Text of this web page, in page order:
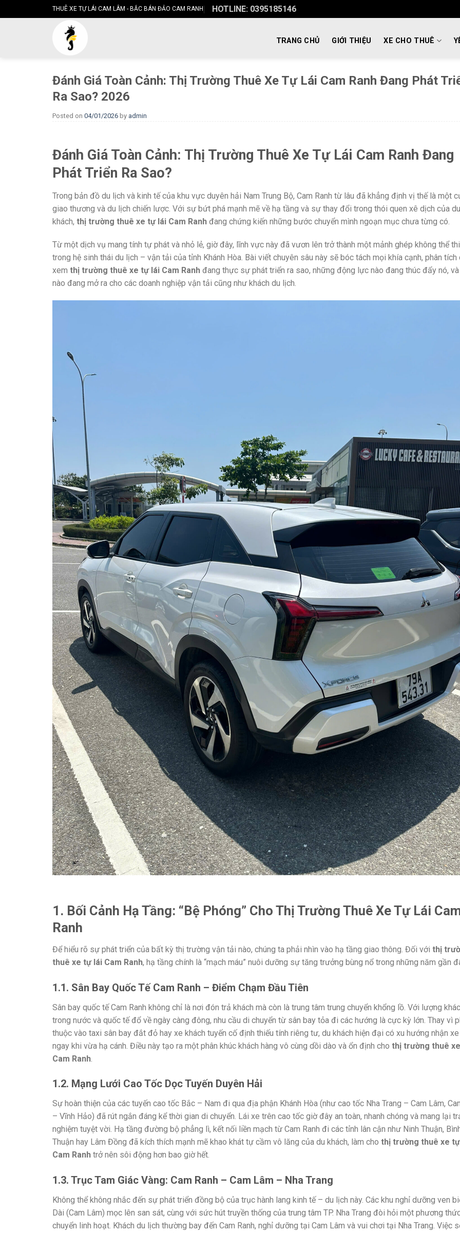
to
THUÊ XE TỰ LÁI CAM LÂM - BẮC BÁN ĐẢO CAM RANH HOTLINE: 0395185146
TRANG CHỦ GIỚI THIỆU XE CHO THUÊ
Đánh Giá Toàn Cảnh: Thị Trường Thuê Xe Tự Lái Cam Ranh Đang Phát
Ra Sao? 2026
Posted on 04/01/2026 by admin
Đánh Giá Toàn Cảnh: Thị Trường Thuê Xe Tự Lái Cam Ranh Đang
Phát Triển Ra Sao?
Trong bản đồ du lịch và kinh tế của khu vực duyên hải Nam Trung Bộ, Cam Ranh từ lâu đã khẳng định vị thế là một
giao thương và du lịch chiến lược. Với sự bứt phá mạnh mẽ về hạ tầng và sự thay đổi trong thói quen xê dịch của du
khách, thị trường thuê xe tự lái Cam Ranh đang chứng kiến những bước chuyển mình ngoạn mục chưa từng có.
Từ một dịch vụ mang tính tự phát và nhỏ lẻ, giờ đây, lĩnh vực này đã vươn lên trở thành một mảnh ghép không thể
trong hệ sinh thái du lịch – vận tải của tỉnh Khánh Hòa. Bài viết chuyên sâu này sẽ bóc tách mọi khía cạnh, phân tích
xem thị trường thuê xe tự lái Cam Ranh đang thực sự phát triển ra sao, những động lực nào đang thúc đẩy nó,
nào đang mở ra cho các doanh nghiệp vận tải cũng như khách du lịch.
1. Bối Cảnh Hạ Tầng: “Bệ Phóng” Cho Thị Trường Thuê Xe Tự Lái
Ranh
Để hiểu rõ sự phát triển của bất kỳ thị trường vận tải nào, chúng ta phải nhìn vào hạ tầng giao thông. Đối với thị
thuê xe tự lái Cam Ranh, hạ tầng chính là “mạch máu” nuôi dưỡng sự tăng trưởng bùng nổ trong những năm gần
1.1. Sân Bay Quốc Tế Cam Ranh – Điểm Chạm Đầu Tiên
Sân bay quốc tế Cam Ranh không chỉ là nơi đón trả khách mà còn là trung tâm trung chuyển khổng lồ. Với lượng
trong nước và quốc tế đổ về ngày càng đông, nhu cầu di chuyển từ sân bay tỏa đi các hướng là cực kỳ lớn. Thay vì
thuộc vào taxi sân bay đắt đỏ hay xe khách tuyến cố định thiếu tính riêng tư, du khách hiện đại có xu hướng nhận
ngay khi vừa hạ cánh. Điều này tạo ra một phân khúc khách hàng vô cùng dồi dào và ổn định cho thị trường thuê
Cam Ranh
1.2. Mạng Lưới Cao Tốc Dọc Tuyến Duyên Hải
Sự hoàn thiện của các tuyến cao tốc Bắc – Nam đi qua địa phận Khánh Hòa (như cao tốc Nha Trang – Cam Lâm,
– Vĩnh Hảo) đã rút ngắn đáng kể thời gian di chuyển. Lái xe trên cao tốc giờ đây an toàn, nhanh chóng và mang lại
nghiệm tuyệt vời. Hạ tầng đường bộ phẳng lì, kết nối liền mạch từ Cam Ranh đi các tỉnh lân cận như Ninh Thuận,
Thuận hay Lâm Đồng đã kích thích mạnh mẽ khao khát tự cầm vô lăng của du khách, làm cho thị trường thuê xe
Cam Ranh trở nên sôi động hơn bao giờ hết.
1.3. Trục Tam Giác Vàng: Cam Ranh – Cam Lâm – Nha Trang
Không thể không nhắc đến sự phát triển đồng bộ của trục hành lang kinh tế – du lịch này. Các khu nghỉ dưỡng ven
Dài (Cam Lâm) mọc lên san sát, cùng với sức hút truyền thống của trung tâm TP. Nha Trang đòi hỏi một phương
chuyển linh hoạt. Khách du lịch thường bay đến Cam Ranh, nghỉ dưỡng tại Cam Lâm và vui chơi tại Nha Trang. Việc